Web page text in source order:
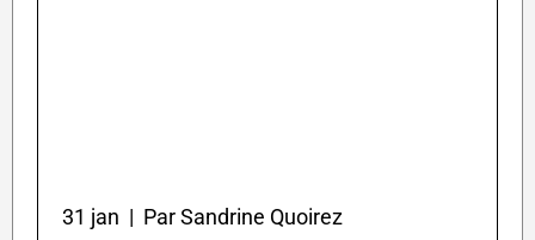
31 jan | Par Sandrine Quoirez